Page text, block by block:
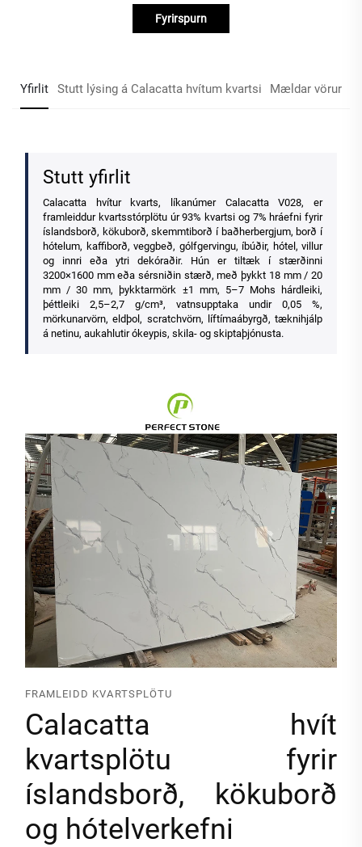
Fyrirspurn
Yfirlit Stutt lýsing á Calacatta hvítum kvartsi Mældar vörur
Stutt yfirlit
Calacatta hvítur kvarts, líkanúmer Calacatta V028, er
framleiddur kvartsstórplötu úr 93% kvartsi og 7% hráefni fyrir
íslandsborð, kökuborð, skemmtiborð í baðherbergjum, borð í
hótelum, kaffiborð, veggbeð, gólfgervingu, íbúðir, hótel, villur
og innri eða ytri dekóraðir. Hún er tiltæk í stærðinni
3200×1600 mm eða sérsniðin stærð, með þykkt 18 mm / 20
mm / 30 mm, þykktarmörk ±1 mm, 5–7 Mohs hárdleiki,
þéttleiki 2,5–2,7 g/cm³, vatnsupptaka undir 0,05 %,
mörkunarvörn, eldþol, scratchvörn, líftímaábyrgð, tæknihjálp
á netinu, aukahlutir ókeypis, skila- og skiptaþjónusta.
FRAMLEIDD KVARTSPLÖTU
Calacatta hvít
kvartsplötu fyrir
íslandsborð, kökuborð
og hótelverkefni